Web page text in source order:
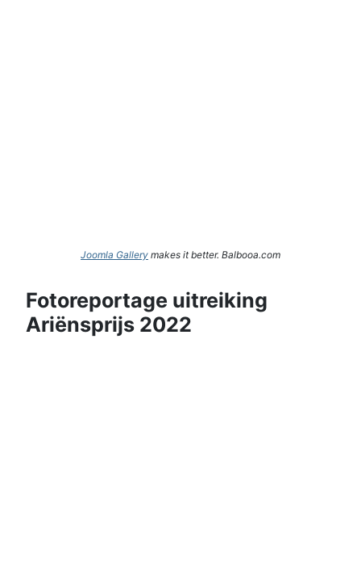
Joomla Gallery makes it better. Balbooa.com
Fotoreportage uitreiking
Ariënsprijs 2022